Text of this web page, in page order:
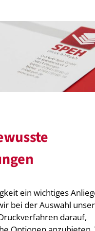
ein wichtiges
bei der Auswahl
darauf,